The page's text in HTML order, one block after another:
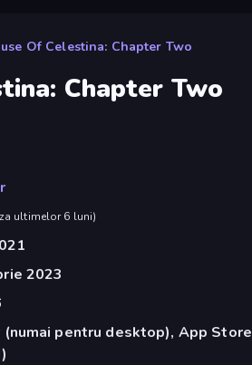
Of Celestina: Chapter Two
Chapter Two
ultimelor 6 luni)
2023
(numai pentru desktop), App Store